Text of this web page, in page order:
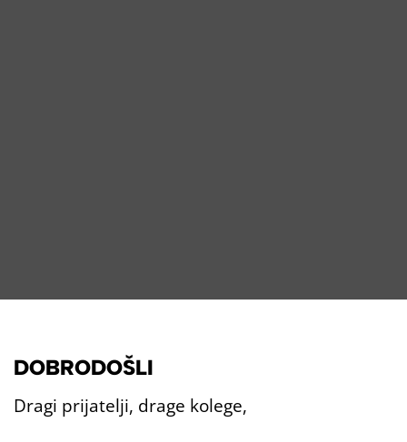
DOBRODOŠLI
Dragi prijatelji, drage kolege,